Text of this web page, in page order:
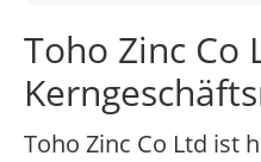
Toho Zinc Co
Toho Zinc Co Ltd ist